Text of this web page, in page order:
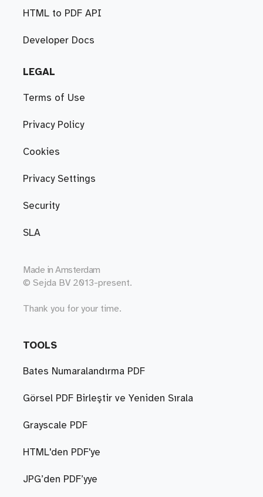
HTML to PDF API
Developer Docs
LEGAL
Terms of Use
Privacy Policy
Cookies
Privacy Settings
Security
SLA
Made in Amsterdam
© Sejda BV 2013-present.
Thank you for your time.
TOOLS
Bates Numaralandırma PDF
Görsel PDF Birleştir ve Yeniden Sırala
Grayscale PDF
HTML'den PDF'ye
JPG’den PDF’yye